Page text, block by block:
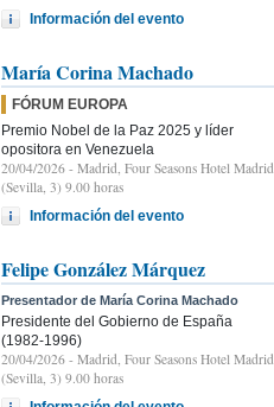
Información del evento
María Corina Machado
FÓRUM EUROPA
Premio Nobel de la Paz 2025 y líder
opositora en Venezuela
20/04/2026 - Madrid, Four Seasons Hotel Madrid
(Sevilla, 3) 9.00 horas
Información del evento
Felipe González Márquez
Presentador de María Corina Machado
Presidente del Gobierno de España
(1982-1996)
20/04/2026 - Madrid, Four Seasons Hotel Madrid
(Sevilla, 3) 9.00 horas